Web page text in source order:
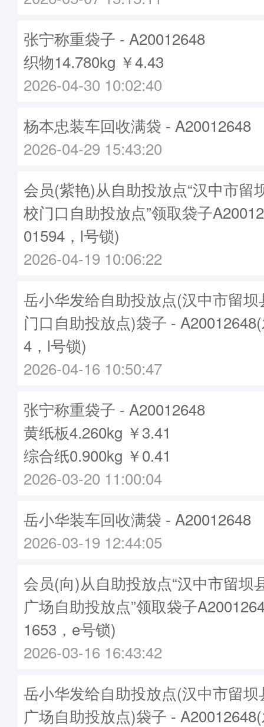
张宁称重袋子 - A20012648
织物14.780kg ￥4.43
2026-04-30 10:02:40
杨本忠装车回收满袋 - A20012648
2026-04-29 15:43:20
会员(紫艳)从自助投放点“汉中市留
校门口自助投放点”领取袋子
01594，l号锁)
2026-04-19 10:06:22
岳小华发给自助投放点(汉中市留
门口自助投放点)袋子 -
4，l号锁)
2026-04-16 10:50:47
张宁称重袋子 - A20012648
黄纸板4.260kg ￥3.41
综合纸0.900kg ￥0.41
2026-03-20 11:00:04
岳小华装车回收满袋 - A20012648
2026-03-19 12:44:05
会员(向)从自助投放点“汉中市留坝
广场自助投放点”领取袋子
1653，e号锁)
2026-03-16 16:43:42
岳小华发给自助投放点(汉中市留
广场自助投放点)袋子 -